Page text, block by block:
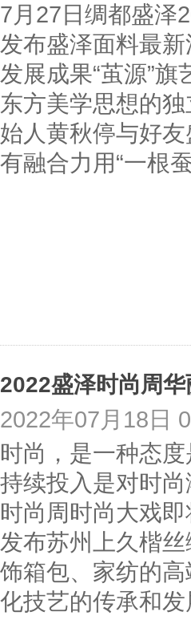
7月27日绸都盛泽
发布盛泽面料最
发展成果“茧源”
东方美学思想的
始人黄秋停与好
有融合力用“一根
2022年07月18日
时尚，是一种态
持续投入是对时
时尚周时尚大戏
发布苏州上久楷
饰箱包、家纺的
化技艺的传承和